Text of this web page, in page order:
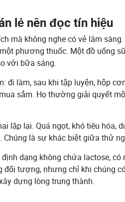
lẻ nên đọc tín hiệu
mà không nghe có vẻ lâm
phương thuốc. Một đồ uống
với bữa sáng.
đi làm, sau khi tập luyện, hộp
sắm. Họ thường giải quyết
lặp lại. Quá ngọt, khó tiêu hóa,
Chúng là sự khác biệt giữa thử
dạng không chứa lactose,
tượng, nhưng chỉ khi chúng
dựng lòng trung thành.